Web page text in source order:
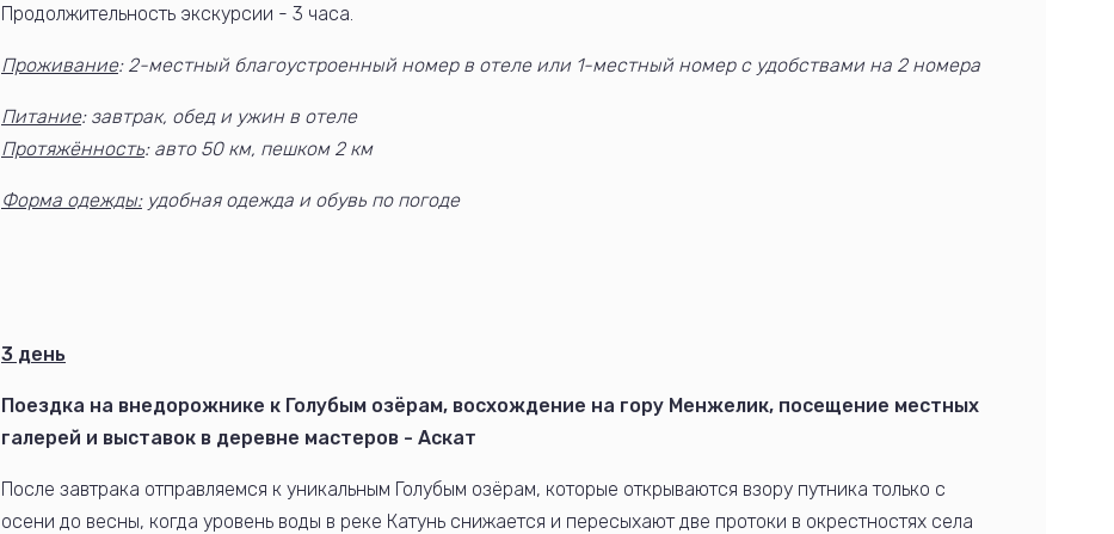
Продолжительность экскурсии - 3 часа.
Проживание: 2-местный благоустроенный номер в отеле или 1-местный номер с удобствами на 2 номера
Питание: завтрак, обед и ужин в отеле
Протяжённость: авто 50 км, пешком 2 км
Форма одежды:удобная одежда и обувь по погоде
3 день
Поездка на внедорожнике к Голубым озёрам, восхождение на гору Менжелик, посещение местных
галерей и выставок в деревне мастеров - Аскат
После завтрака отправляемся к уникальным Голубым озёрам, которые открываются взору путника только с
осени до весны, когда уровень воды в реке Катунь снижается и пересыхают две протоки в окрестностях села